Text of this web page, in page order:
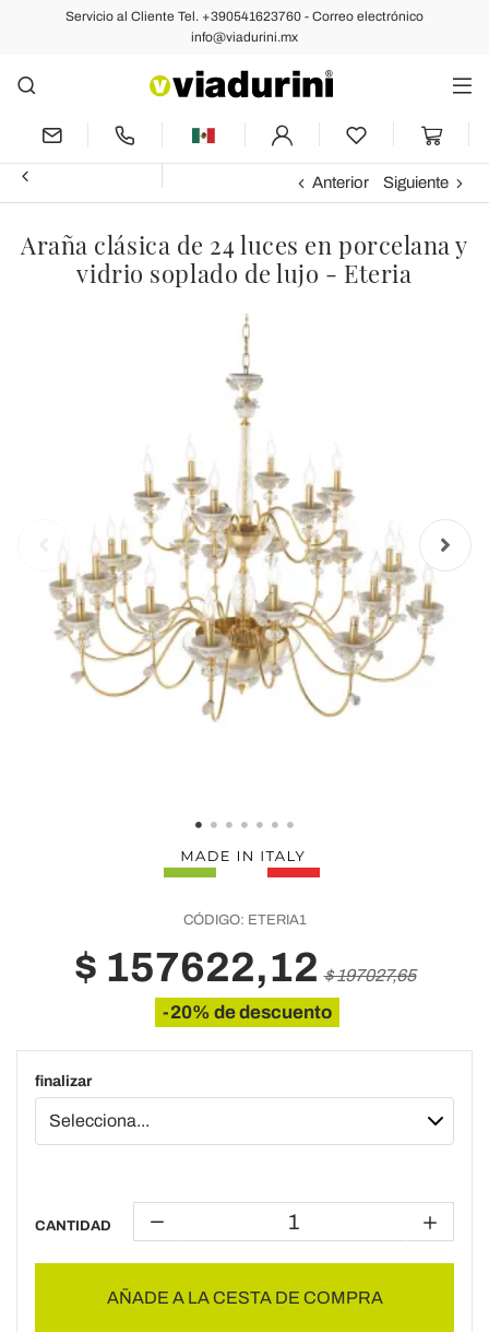
Servicio al Cliente Tel. +390541623760 - Correo electrónico
info@viadurini.mx
Anterior Siguiente
Araña clásica de 24 luces en porcelana y
vidrio soplado de lujo - Eteria
CÓDIGO: ETERIA1
$ 157622,12 $ 197027,65
-20% de descuento
finalizar
CANTIDAD
AÑADE A LA CESTA DE COMPRA